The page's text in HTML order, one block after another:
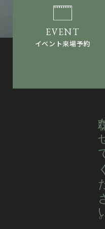
イベント来場予約
聴か